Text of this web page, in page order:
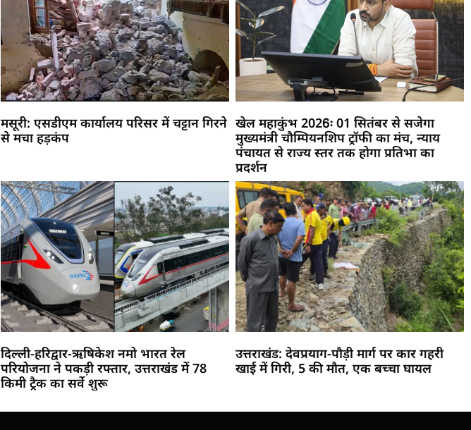
मसूरी: एसडीएम कार्यालय परिसर में चट्टान गिरने
से मचा हड़कंप
खेल महाकुंभ 2026ः 01 सितंबर से सजेगा
मुख्यमंत्री चौम्पियनशिप ट्रॉफी का मंच, न्याय
पंचायत से राज्य स्तर तक होगा प्रतिभा का
प्रदर्शन
दिल्ली-हरिद्वार-ऋषिकेश नमो भारत रेल
परियोजना ने पकड़ी रफ्तार, उत्तराखंड में 78
किमी ट्रैक का सर्वे शुरू
उत्तराखंड: देवप्रयाग-पौड़ी मार्ग पर कार गहरी
खाई में गिरी, 5 की मौत, एक बच्चा घायल